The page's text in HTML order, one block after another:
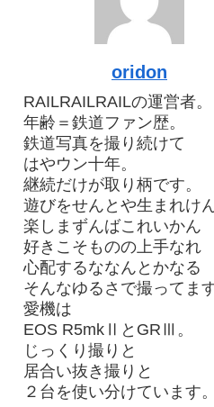
oridon
RAILRAILRAILの運営者。
年齢＝鉄道ファン歴。
鉄道写真を撮り続けて
はやウン十年。
継続だけが取り柄です。
遊びをせんとや生まれけ
楽しまずんばこれいかん
好きこそものの上手なれ
心配するななんとかなる
そんなゆるさで撮ってます
愛機は
EOS R5mkⅡとGRⅢ。
じっくり撮りと
居合い抜き撮りと
２台を使い分けています。